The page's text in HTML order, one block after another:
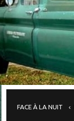
FACE À LA NUIT